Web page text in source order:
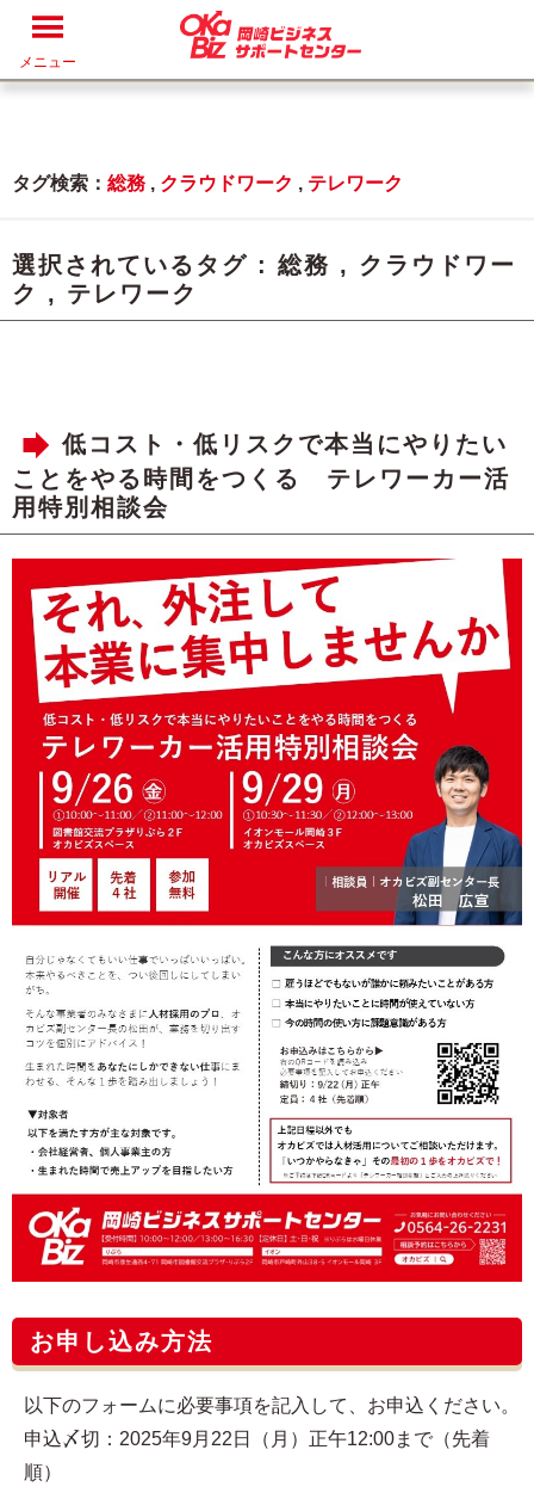
メニュー
タグ検索： 総務 , クラウドワーク , テレワーク
選択されているタグ : 総務 , クラウドワー
ク , テレワーク
低コスト・低リスクで本当にやりたい
ことをやる時間をつくる テレワーカー活
用特別相談会
お申し込み方法
以下のフォームに必要事項を記入して、お申込ください。
申込〆切：2025年9月22日（月）正午12:00まで（先着
順）